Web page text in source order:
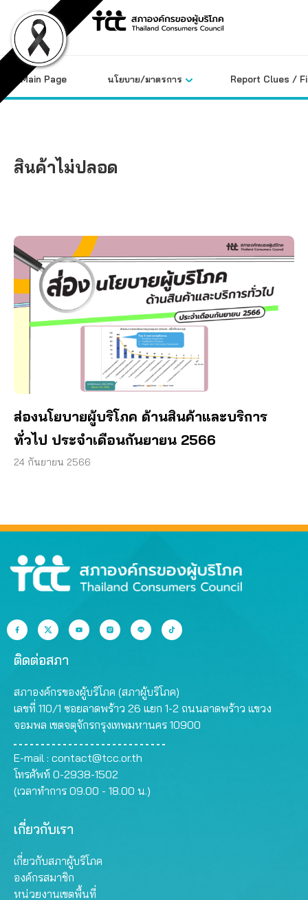
content
Main Page นโยบาย/มาตรการ Report Clues /
สินค้าไม่ปลอด
ส่องนโยบายผู้บริโภค ด้านสินค้าและบริการ
ทั่วไป ประจำเดือนกันยายน 2566
24 กันยายน 2566
ติดต่อสภา
สภาองค์กรของผู้บริโภค (สภาผู้บริโภค)
เลขที่ 110/1 ซอยลาดพร้าว 26 แยก 1-2 ถนนลาดพร้าว แขวง
จอมพล เขตจตุจักรกรุงเทพมหานคร 10900
E-mail : contact@tcc.or.th
โทรศัพท์ 0-2938-1502
(เวลาทำการ 09.00 - 18.00 น.)
เกี่ยวกับเรา
เกี่ยวกับสภาผู้บริโภค
องค์กรสมาชิก
หน่วยงานเขตพื้นที่